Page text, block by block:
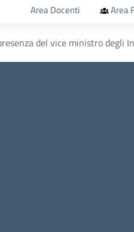
Area Docenti Area
del vice ministro degli